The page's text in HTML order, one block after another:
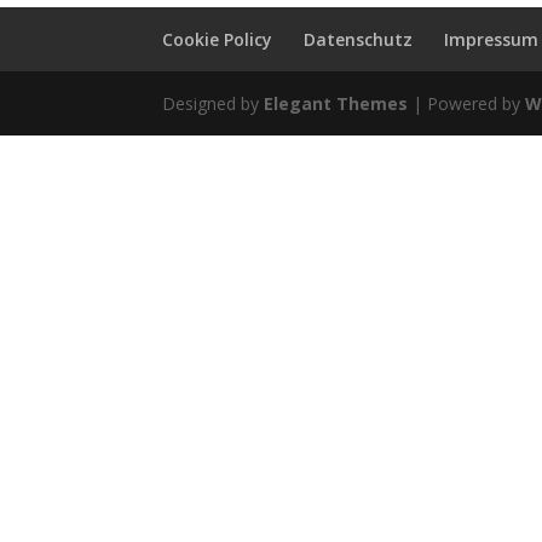
Cookie Policy Datenschutz Impressum
Designed by Elegant Themes | Powered by